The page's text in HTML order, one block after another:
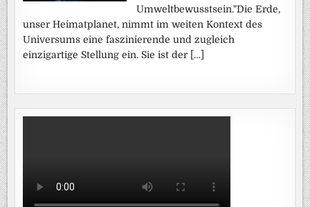
Umweltbewusstsein."Die Erde,
unser Heimatplanet, nimmt im weiten Kontext des
Universums eine faszinierende und zugleich
einzigartige Stellung ein. Sie ist der […]